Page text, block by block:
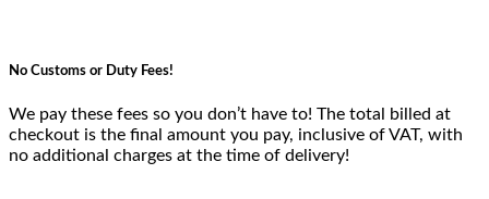
No Customs or Duty Fees!
We pay these fees so you don’t have to! The total billed at
checkout is the final amount you pay, inclusive of VAT, with
no additional charges at the time of delivery!